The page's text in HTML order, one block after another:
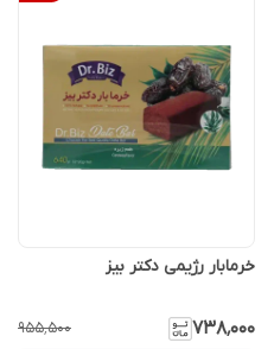
خرمابار رژیمی دکتر بیز
۷۳۸٬۰۰۰ ۹۵۵٬۵۰۰